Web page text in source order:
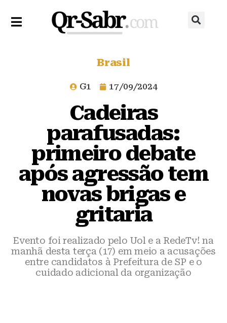
Brasil
G1 17/09/2024
Cadeiras
parafusadas:
primeiro debate
após agressão tem
novas brigas e
gritaria
Evento foi realizado pelo Uol e a RedeTv! na
manhã desta terça (17) em meio a acusações
entre candidatos à Prefeitura de SP e o
cuidado adicional da organização